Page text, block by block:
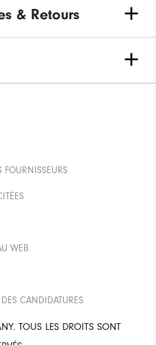
& Retours
TOUS LES DROITS SONT
FOURNISSEURS
WEB
CANDIDATURES